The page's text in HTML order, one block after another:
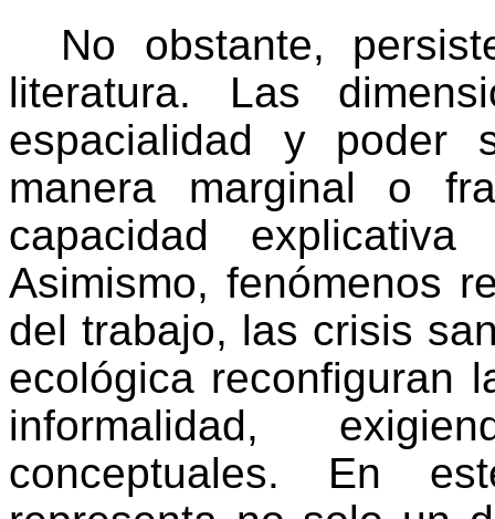
No obstante,
literatura. Las
espacialidad y poder
manera marginal o
capacidad
Asimismo, fenómenos
del trabajo, las crisis
ecológica reconfiguran
informalidad,
conceptuales. En